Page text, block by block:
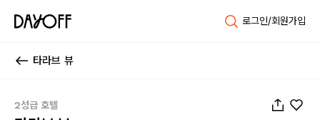
로그인/회원가입
타라브 뷰
2성급 호텔